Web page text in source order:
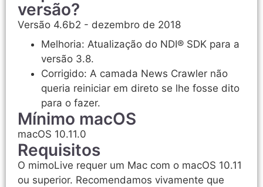
versão?
Versão 4.6b2 - dezembro de 2018
Melhoria: Atualização do NDI® SDK para a
versão 3.8.
Corrigido: A camada News Crawler não
queria reiniciar em direto se lhe fosse dito
para o fazer.
Mínimo macOS
macOS 10.11.0
Requisitos
O mimoLive requer um Mac com o macOS 10.11
ou superior. Recomendamos vivamente que